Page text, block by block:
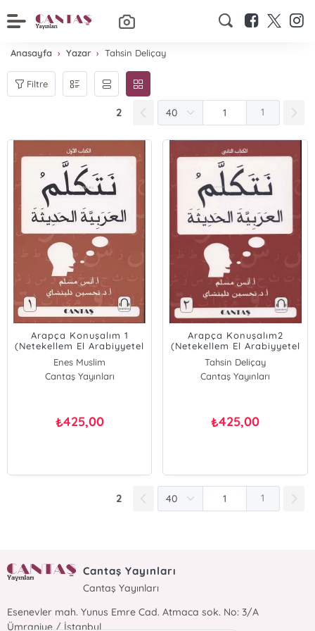
Anasayfa Yazar Tahsin Deliçay
Filtre
2 1
Arapça Konuşalım 1
(Netekellem El Arabiyyetel
Hadise)
Enes Muslim
Tahsin Deliçay
Cantaş Yayınları
₺425,00
Arapça Konuşalım2
(Netekellem El Arabiyyetel
Hadise)
Tahsin Deliçay
Enes Muslim
Cantaş Yayınları
₺425,00
2 1
Cantaş Yayınları
Cantaş Yayınları
Esenevler mah. Yunus Emre Cad. Atmaca sok. No: 3/A
Ümraniye / İstanbul